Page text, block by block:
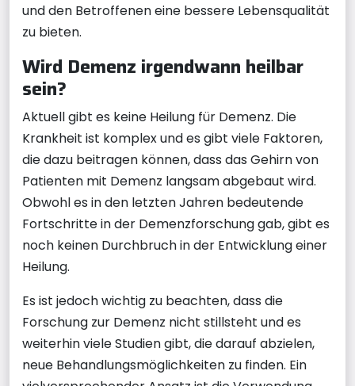
und den Betroffenen eine bessere Lebensqualität
zu bieten.
Wird Demenz irgendwann heilbar
sein?
Aktuell gibt es keine Heilung für Demenz. Die
Krankheit ist komplex und es gibt viele Faktoren,
die dazu beitragen können, dass das Gehirn von
Patienten mit Demenz langsam abgebaut wird.
Obwohl es in den letzten Jahren bedeutende
Fortschritte in der Demenzforschung gab, gibt es
noch keinen Durchbruch in der Entwicklung einer
Heilung.
Es ist jedoch wichtig zu beachten, dass die
Forschung zur Demenz nicht stillsteht und es
weiterhin viele Studien gibt, die darauf abzielen,
neue Behandlungsmöglichkeiten zu finden. Ein